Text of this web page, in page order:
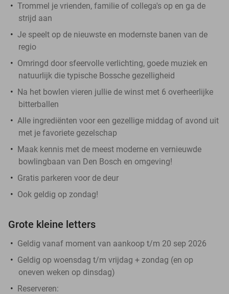
Trommel je vrienden, familie of collega's op en ga de
strijd aan
Je speelt op de nieuwste en modernste banen van de
regio
Omringd door sfeervolle verlichting, goede muziek en
natuurlijk die typische Bossche gezelligheid
Na het bowlen vieren jullie de winst met 6 overheerlijke
bitterballen
Alle ingrediënten voor een gezellige middag of avond uit
met je favoriete gezelschap
Maak kennis met de meest moderne en vernieuwde
bowlingbaan van Den Bosch en omgeving!
Gratis parkeren voor de deur
Ook geldig op zondag!
Grote kleine letters
Geldig vanaf moment van aankoop t/m 20 sep 2026
Geldig op woensdag t/m vrijdag + zondag (en op
oneven weken op dinsdag)
Reserveren: